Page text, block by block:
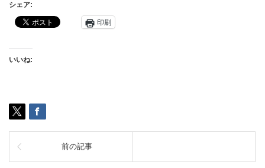
シェア:
印刷
いいね:
前の記事